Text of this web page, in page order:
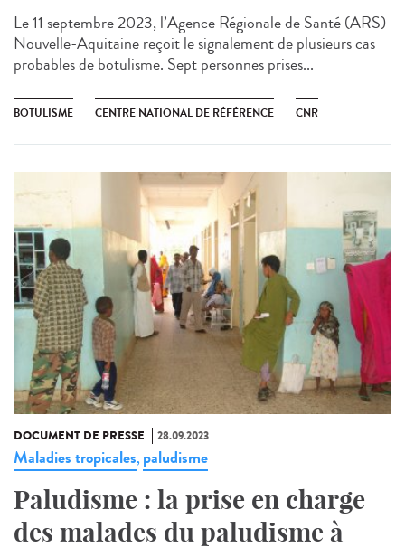
Le 11 septembre 2023, l’Agence Régionale de Santé (ARS)
Nouvelle-Aquitaine reçoit le signalement de plusieurs cas
probables de botulisme. Sept personnes prises...
BOTULISME CENTRE NATIONAL DE RÉFÉRENCE CNR
DOCUMENT DE PRESSE 28.09.2023
Maladies tropicales, paludisme
Paludisme : la prise en charge
des malades du paludisme à